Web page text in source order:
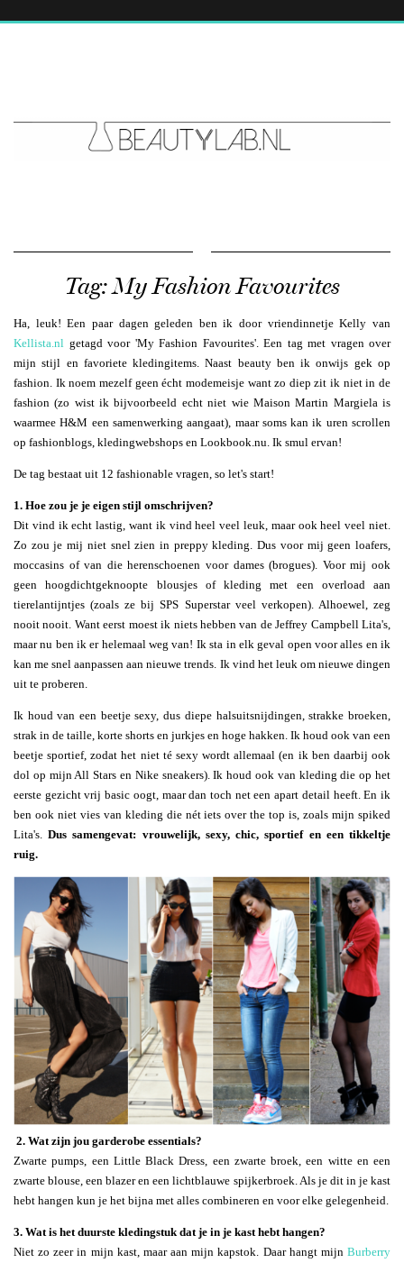
Tag: My Fashion Favourites
Ha, leuk! Een paar dagen geleden ben ik door vriendinnetje Kelly van
Kellista.nl getagd voor 'My Fashion Favourites'. Een tag met vragen over
mijn stijl en favoriete kledingitems. Naast beauty ben ik onwijs gek op
fashion. Ik noem mezelf geen écht modemeisje want zo diep zit ik niet in de
fashion (zo wist ik bijvoorbeeld echt niet wie Maison Martin Margiela is
waarmee H&M een samenwerking aangaat), maar soms kan ik uren scrollen
op fashionblogs, kledingwebshops en Lookbook.nu. Ik smul ervan!
De tag bestaat uit 12 fashionable vragen, so let's start!
1. Hoe zou je je eigen stijl omschrijven?
Dit vind ik echt lastig, want ik vind heel veel leuk, maar ook heel veel niet.
Zo zou je mij niet snel zien in preppy kleding. Dus voor mij geen loafers,
moccasins of van die herenschoenen voor dames (brogues). Voor mij ook
geen hoogdichtgeknoopte blousjes of kleding met een overload aan
tierelantijntjes (zoals ze bij SPS Superstar veel verkopen). Alhoewel, zeg
nooit nooit. Want eerst moest ik niets hebben van de Jeffrey Campbell Lita's,
maar nu ben ik er helemaal weg van! Ik sta in elk geval open voor alles en ik
kan me snel aanpassen aan nieuwe trends. Ik vind het leuk om nieuwe dingen
uit te proberen.
Ik houd van een beetje sexy, dus diepe halsuitsnijdingen, strakke broeken,
strak in de taille, korte shorts en jurkjes en hoge hakken. Ik houd ook van een
beetje sportief, zodat het niet té sexy wordt allemaal (en ik ben daarbij ook
dol op mijn All Stars en Nike sneakers). Ik houd ook van kleding die op het
eerste gezicht vrij basic oogt, maar dan toch net een apart detail heeft. En ik
ben ook niet vies van kleding die nét iets over the top is, zoals mijn spiked
Lita's.Dus samengevat: vrouwelijk, sexy, chic, sportief en een tikkeltje
ruig.
2. Wat zijn jou garderobe essentials?
Zwarte pumps, een Little Black Dress, een zwarte broek, een witte en een
zwarte blouse, een blazer en een lichtblauwe spijkerbroek. Als je dit in je kast
hebt hangen kun je het bijna met alles combineren en voor elke gelegenheid.
3. Wat is het duurste kledingstuk dat je in je kast hebt hangen?
Niet zo zeer in mijn kast, maar aan mijn kapstok. Daar hangt mijn Burberry